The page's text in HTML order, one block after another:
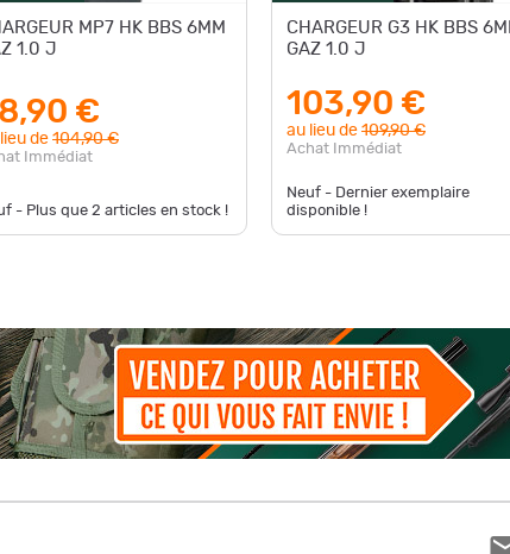
MP7 HK BBS 6MM
1.0 J
€
de 104,90 €
Immédiat
- Plus que 2 articles en stock !
CHARGEUR G3 HK BBS
GAZ 1.0 J
103,90 €
au lieu de 109,90 €
Achat Immédiat
Neuf - Dernier exemplaire
disponible !